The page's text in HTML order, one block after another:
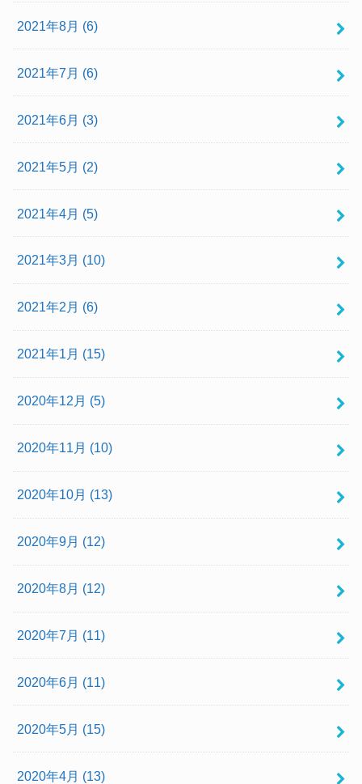
2021年8月 (6)
2021年7月 (6)
2021年6月 (3)
2021年5月 (2)
2021年4月 (5)
2021年3月 (10)
2021年2月 (6)
2021年1月 (15)
2020年12月 (5)
2020年11月 (10)
2020年10月 (13)
2020年9月 (12)
2020年8月 (12)
2020年7月 (11)
2020年6月 (11)
2020年5月 (15)
2020年4月 (13)